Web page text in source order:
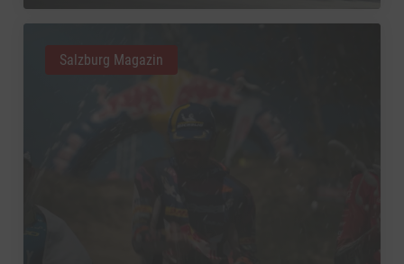
Salzburg Magazin